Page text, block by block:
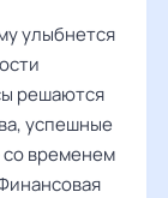
улыбнется
решаются
успешные
временем